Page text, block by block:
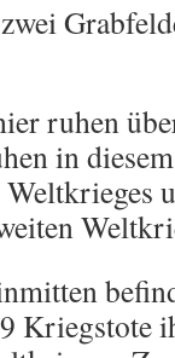
ruhen
in
Kriegstote